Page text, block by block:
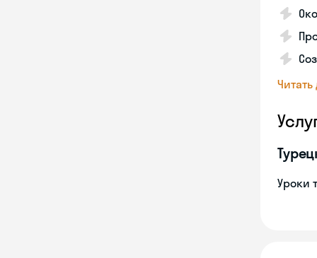
Уроки